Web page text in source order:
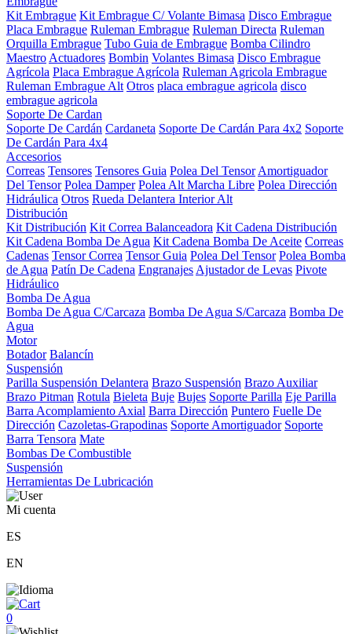
Kit Embrague Kit Embrague C/ Volante Bimasa Disco Embrague
Placa Embrague Ruleman Embrague Ruleman Directa Ruleman
Orquilla Embrague Tubo Guia de Embrague Bomba Cilindro
Maestro Actuadores Bombin Volantes Bimasa Disco Embrague
Agrícola Placa Embrague Agrícola Ruleman Agricola Embrague
Ruleman Embrague Alt Otros placa embrague agricola disco
embrague agricola
Soporte De Cardan
Soporte De Cardán Cardaneta Soporte De Cardán Para 4x2 Soporte
De Cardán Para 4x4
Accesorios
Correas Tensores Tensores Guia Polea Del Tensor Amortiguador
Del Tensor Polea Damper Polea Alt Marcha Libre Polea Dirección
Hidráulica Otros Rueda Delantera Interior Alt
Distribución
Kit Distribución Kit Correa Balanceadora Kit Cadena Distribución
Kit Cadena Bomba De Agua Kit Cadena Bomba De Aceite Correas
Cadenas Tensor Correa Tensor Guia Polea Del Tensor Polea Bomba
de Agua Patín De Cadena Engranajes Ajustador de Levas Pivote
Hidráulico
Bomba De Agua
Bomba De Agua C/Carcaza Bomba De Agua S/Carcaza Bomba De
Agua
Motor
Botador Balancín
Suspensión
Parilla Suspensión Delantera Brazo Suspensión Brazo Auxiliar
Brazo Pitman Rotula Bieleta Buje Bujes Soporte Parilla Eje Parilla
Barra Acomplamiento Axial Barra Dirección Puntero Fuelle De
Dirección Cazoletas-Grapodinas Soporte Amortiguador Soporte
Barra Tensora Mate
Bombas De Combustible
Suspensión
Herramientas De Lubricación
Mi cuenta
ES
EN
0